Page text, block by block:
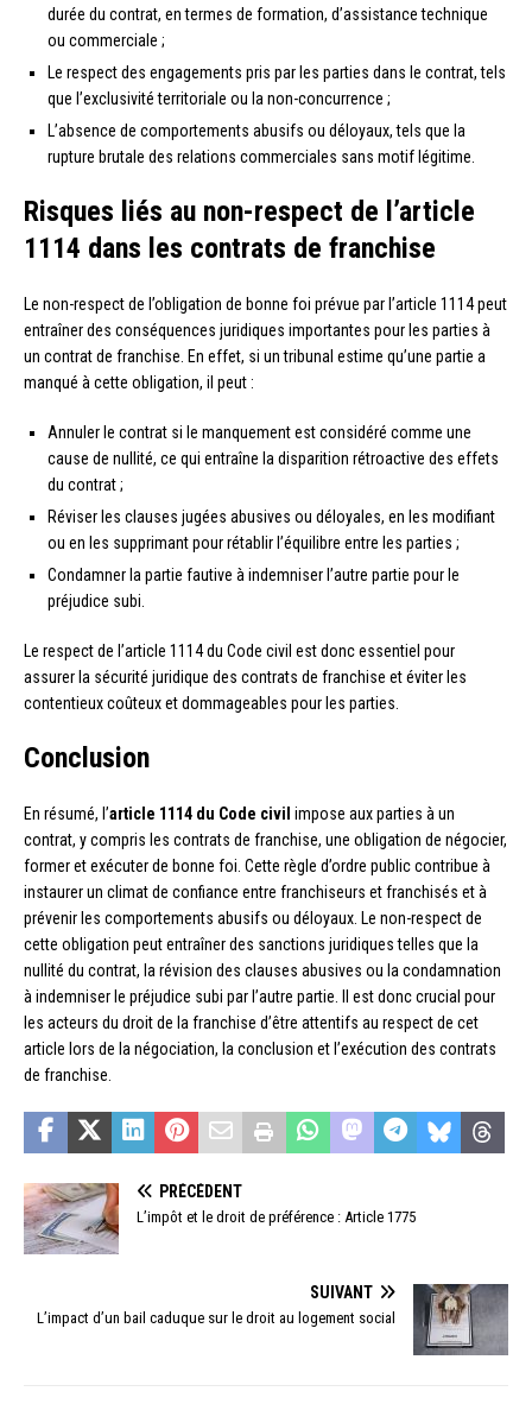
durée du contrat, en termes de formation, d’assistance technique
ou commerciale ;
Le respect des engagements pris par les parties dans le contrat, tels
que l’exclusivité territoriale ou la non-concurrence ;
L’absence de comportements abusifs ou déloyaux, tels que la
rupture brutale des relations commerciales sans motif légitime.
Risques liés au non-respect de l’article
1114 dans les contrats de franchise
Le non-respect de l’obligation de bonne foi prévue par l’article 1114 peut
entraîner des conséquences juridiques importantes pour les parties à
un contrat de franchise. En effet, si un tribunal estime qu’une partie a
manqué à cette obligation, il peut :
Annuler le contrat si le manquement est considéré comme une
cause de nullité, ce qui entraîne la disparition rétroactive des effets
du contrat ;
Réviser les clauses jugées abusives ou déloyales, en les modifiant
ou en les supprimant pour rétablir l’équilibre entre les parties ;
Condamner la partie fautive à indemniser l’autre partie pour le
préjudice subi.
Le respect de l’article 1114 du Code civil est donc essentiel pour
assurer la sécurité juridique des contrats de franchise et éviter les
contentieux coûteux et dommageables pour les parties.
Conclusion
En résumé, l’article 1114 du Code civil impose aux parties à un
contrat, y compris les contrats de franchise, une obligation de négocier,
former et exécuter de bonne foi. Cette règle d’ordre public contribue à
instaurer un climat de confiance entre franchiseurs et franchisés et à
prévenir les comportements abusifs ou déloyaux. Le non-respect de
cette obligation peut entraîner des sanctions juridiques telles que la
nullité du contrat, la révision des clauses abusives ou la condamnation
à indemniser le préjudice subi par l’autre partie. Il est donc crucial pour
les acteurs du droit de la franchise d’être attentifs au respect de cet
article lors de la négociation, la conclusion et l’exécution des contrats
de franchise.
PRÉCÉDENT
L’impôt et le droit de préférence : Article 1775
SUIVANT
L’impact d’un bail caduque sur le droit au logement social